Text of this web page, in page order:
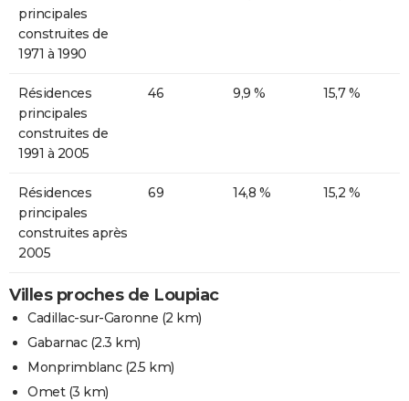
principales
construites de
1971 à 1990
Résidences
principales
construites de
1991 à 2005
46 9,9 % 15,7 %
Résidences
principales
construites après
2005
69 14,8 % 15,2 %
Villes proches de Loupiac
Cadillac-sur-Garonne (2 km)
Gabarnac(2.3 km)
Monprimblanc(2.5 km)
Omet(3 km)